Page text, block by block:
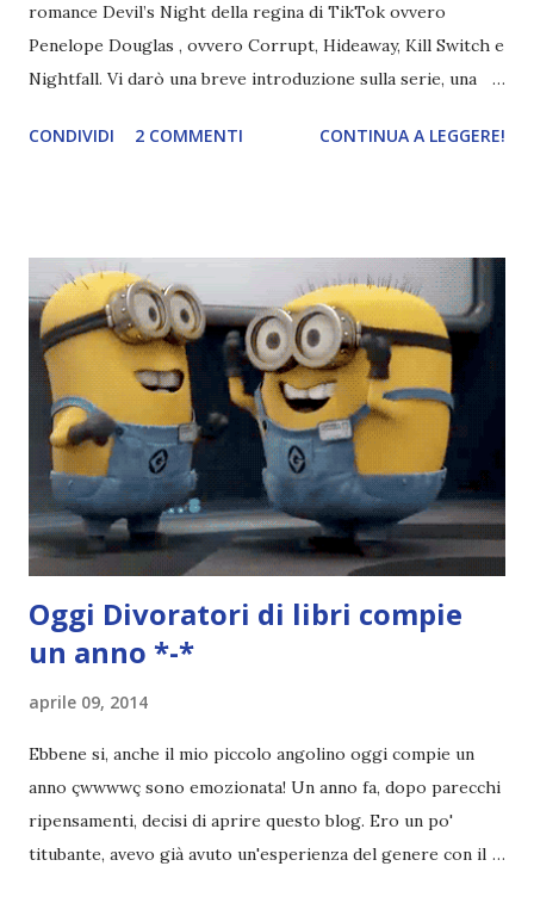
romance Devil’s Night della regina di TikTok ovvero
Penelope Douglas , ovvero Corrupt, Hideaway, Kill Switch e
Nightfall. Vi darò una breve introduzione sulla serie, una
e anche un breve commento sui libri singoli. I libri sono in
grande (Devil's Night 1#) Autrice : Penelope Douglas
Pagine: 448 Editore: Newton Compton Editori
Pubblicazione: 10 Gennaio 2023 Traduttore: Laura Lancini
Trama: “Si chiama Michael Crist. È il fratello maggiore del
mio ragazzo ed è come quei film dell'orrore che guardi
coprendoti gli occhi. È bellissimo, forte, e assolutamente
terrificante. Non mi vede neppure. Ma io l'ho notato. L'ho
visto, l'ho sentito. Le cose che ha fatto, i misfatti ch...
CONDIVIDI 2 COMMENTI CONTINUA A LEGGERE!
Oggi Divoratori di libri compie
un anno *-*
aprile 09, 2014
Ebbene si, anche il mio piccolo angolino oggi compie un
anno çwwwwç sono emozionata! Un anno fa, dopo parecchi
ripensamenti, decisi di aprire questo blog. Ero un po'
titubante, avevo già avuto un'esperienza del genere con il